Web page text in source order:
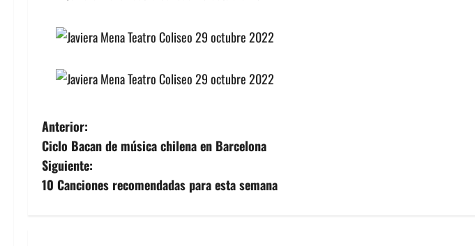
N
a
v
Anterior:
Ciclo Bacan de música chilena en Barcelona
Siguiente:
10 Canciones recomendadas para esta semana